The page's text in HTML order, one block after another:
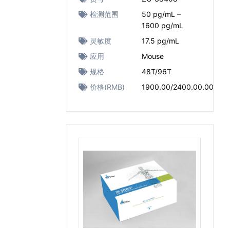
检测范围
50 pg/mL –
1600 pg/mL
灵敏度
17.5 pg/mL
应用
Mouse
规格
48T/96T
价格(RMB)
1900.00/2400.00.00